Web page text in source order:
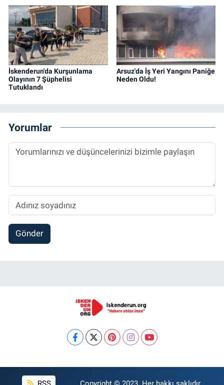
İskenderun'da Kurşunlama
Olayının 7 Şüphelisi
Tutuklandı
Arsuz'da İş Yeri Yangını Paniğe
Neden Oldu!
Yorumlar
Gönder